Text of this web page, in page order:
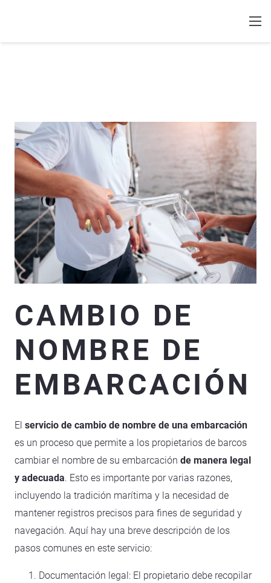
CAMBIO DE
NOMBRE DE
EMBARCACIÓN
El servicio de cambio de nombre de una embarcación
es un proceso que permite a los propietarios de barcos
cambiar el nombre de su embarcación de manera legal
y adecuada. Esto es importante por varias razones,
incluyendo la tradición marítima y la necesidad de
mantener registros precisos para fines de seguridad y
navegación. Aquí hay una breve descripción de los
pasos comunes en este servicio:
Documentación legal: El propietario debe recopilar